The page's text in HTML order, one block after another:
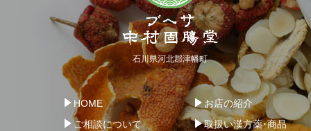
石川県河北郡津幡町
HOME
お店の紹介
ご相談について
取扱い漢方薬･商品